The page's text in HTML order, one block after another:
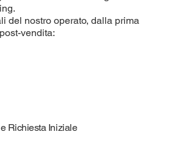
del nostro operato, dalla prima
vendita:
Richiesta Iniziale